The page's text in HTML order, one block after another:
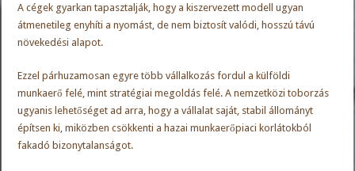
A cégek gyarkan tapasztalják, hogy a kiszervezett modell ugyan
átmenetileg enyhíti a nyomást, de nem biztosít valódi, hosszú távú
növekedési alapot.
Ezzel párhuzamosan egyre több vállalkozás fordul a külföldi
munkaerő felé, mint stratégiai megoldás felé. A nemzetközi toborzás
ugyanis lehetőséget ad arra, hogy a vállalat saját, stabil állományt
építsen ki, miközben csökkenti a hazai munkaerőpiaci korlátokból
fakadó bizonytalanságot.